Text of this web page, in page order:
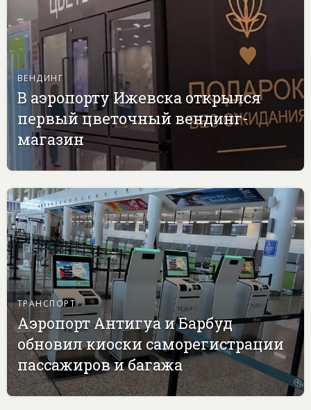
ВЕНДИНГ
В аэропорту Ижевска открылся
первый цветочный вендинг-
магазин
ТРАНСПОРТ
Аэропорт Антигуа и Барбуд
обновил киоски саморегистрации
пассажиров и багажа